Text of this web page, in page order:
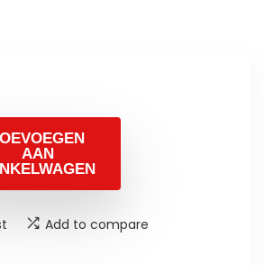
AAN
Add to compare